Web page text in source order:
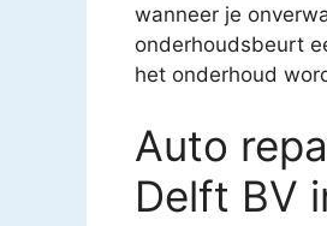
wanneer je
onderhoudsbeurt
het onderhoud
Auto
Delft BV